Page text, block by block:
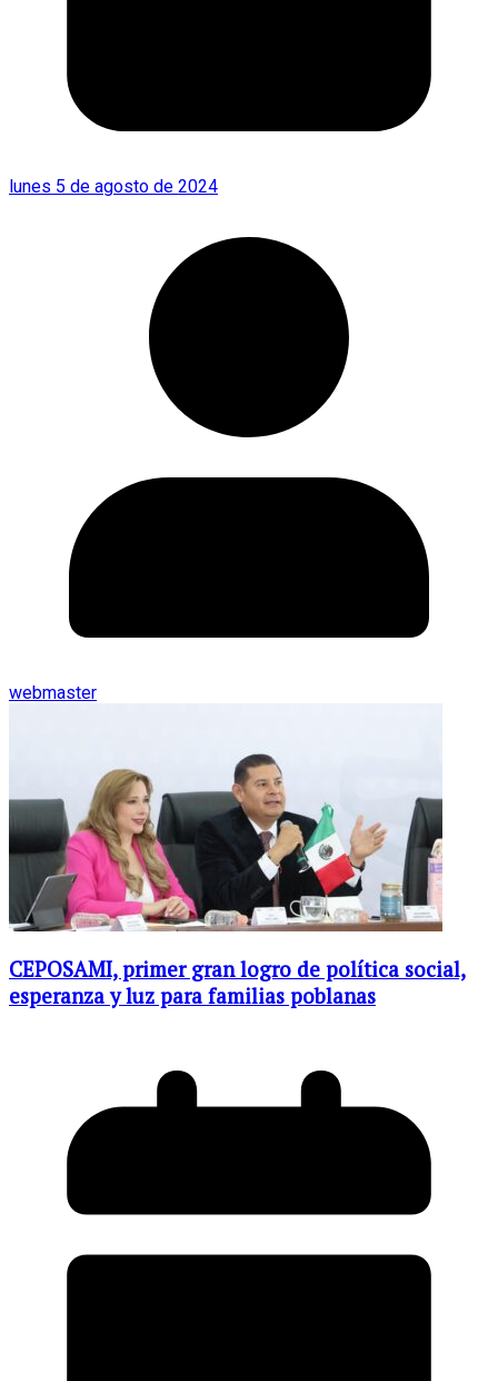
lunes 5 de agosto de 2024
webmaster
CEPOSAMI, primer gran logro de política social,
esperanza y luz para familias poblanas